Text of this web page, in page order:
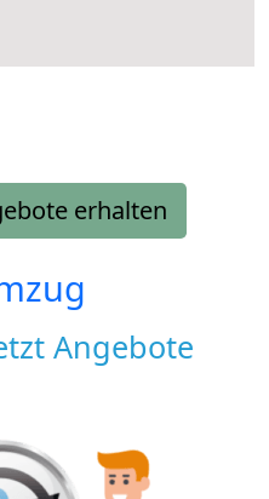
erhalten
Angebote